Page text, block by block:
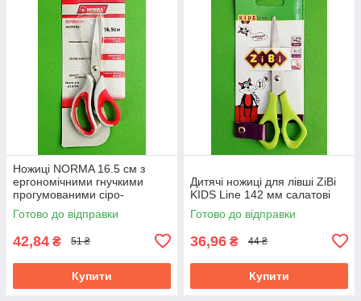
Ножиці NORMA 16.5 см з
ергономічними гнучкими
прогумованими сіро-
червоними ручками 1.8 мм
Готово до відправки
42,84 ₴ 51 ₴
Купити
Дитячі ножиці для лівші ZiBi
KIDS Line 142 мм салатові
Готово до відправки
36,96 ₴ 44 ₴
Купити